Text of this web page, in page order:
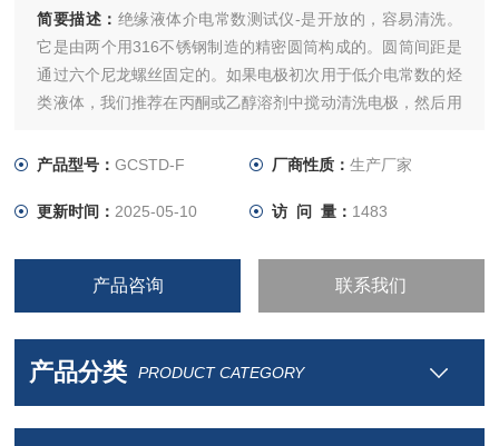
简要描述： 绝缘液体介电常数测试仪-是开放的，容易清洗。
它是由两个用316不锈钢制造的精密圆筒构成的。圆筒间距是
通过六个尼龙螺丝固定的。如果电极初次用于低介电常数的烃
类液体，我们推荐在丙酮或乙醇溶剂中搅动清洗电极，然后用
准确性。
产品型号：GCSTD-F 厂商性质： 生产厂家
更新时间： 2025-05-10 访 问 量： 1483
产品咨询 联系我们
产品分类 PRODUCT CATEGORY